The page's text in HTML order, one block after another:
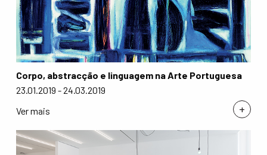
+
Corpo, abstracção e linguagem na Arte Portuguesa
23.01.2019 - 24.03.2019
Ver mais